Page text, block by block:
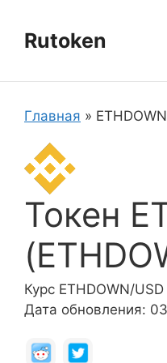
содержимому
Rutoken
Главная » ETHDOWN
Токен
Курс ETHDOWN/
Дата обновления: